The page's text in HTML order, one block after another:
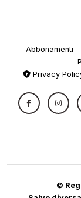
Abbonamenti
Privacy
©